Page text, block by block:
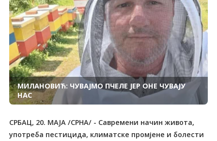
МИЛАНОВИЋ: ЧУВАЈМО ПЧЕЛЕ ЈЕР ОНЕ ЧУВАЈУ
НАС
СРБАЦ, 20. МАЈА /СРНА/ - Савремени начин живота,
употреба пестицида, климатске промјене и болести